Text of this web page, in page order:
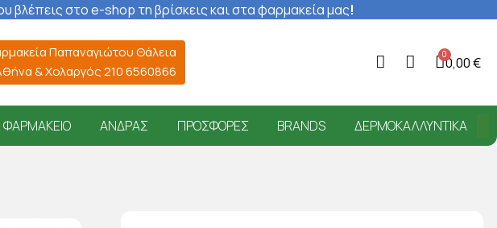
βλέπεις στο e-shop τη βρίσκεις και στα φαρμακεία μας!
Παπαναγιώτου Θάλεια
& Χολαργός 210 6560866
0,00 €
ΦΑΡΜΑΚΕΊΟ ΆΝΔΡΑΣ ΠΡΟΣΦΟΡΈΣ BRANDS ΔΕΡΜΟΚΑΛΛΥΝΤΙΚΆ